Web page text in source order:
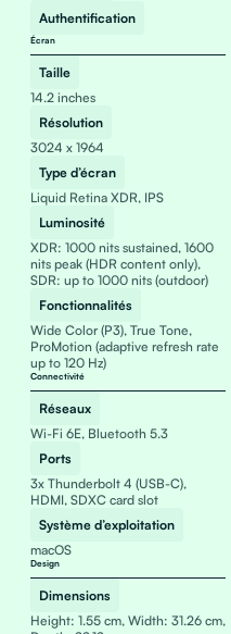
Authentification
Écran
Taille
14.2 inches
Résolution
3024 x 1964
Type d’écran
Liquid Retina XDR, IPS
Luminosité
XDR: 1000 nits sustained, 1600
nits peak (HDR content only),
SDR: up to 1000 nits (outdoor)
Fonctionnalités
Wide Color (P3), True Tone,
ProMotion (adaptive refresh rate
up to 120 Hz)
Connectivité
Réseaux
Wi-Fi 6E, Bluetooth 5.3
Ports
3x Thunderbolt 4 (USB-C),
HDMI, SDXC card slot
Système d’exploitation
macOS
Design
Dimensions
Height: 1.55 cm, Width: 31.26 cm,